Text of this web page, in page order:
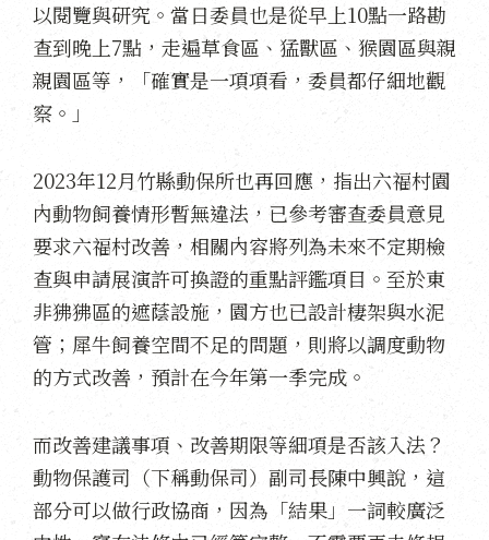
以閱覽與研究。當日委員也是從早上10點一路勘
查到晚上7點，走遍草食區、猛獸區、猴園區與親
親園區等，「確實是一項項看，委員都仔細地觀
察。」
2023年12月竹縣動保所也再回應，指出六福村園
內動物飼養情形暫無違法，已參考審查委員意見
要求六福村改善，相關內容將列為未來不定期檢
查與申請展演許可換證的重點評鑑項目。至於東
非狒狒區的遮蔭設施，園方也已設計棲架與水泥
管；犀牛飼養空間不足的問題，則將以調度動物
的方式改善，預計在今年第一季完成。
而改善建議事項、改善期限等細項是否該入法？
動物保護司（下稱動保司）副司長陳中興說，這
部分可以做行政協商，因為「結果」一詞較廣泛